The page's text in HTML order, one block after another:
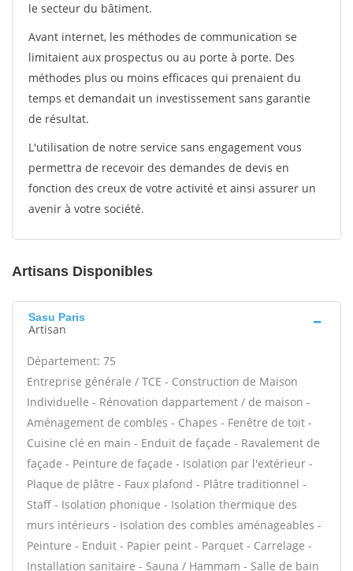
le secteur du bâtiment.
Avant internet, les méthodes de communication se
limitaient aux prospectus ou au porte à porte. Des
méthodes plus ou moins efficaces qui prenaient du
temps et demandait un investissement sans garantie
de résultat.
L'utilisation de notre service sans engagement vous
permettra de recevoir des demandes de devis en
fonction des creux de votre activité et ainsi assurer un
avenir à votre société.
Artisans Disponibles
Sasu Paris
Artisan
Département: 75
Entreprise générale / TCE - Construction de Maison
Individuelle - Rénovation dappartement / de maison -
Aménagement de combles - Chapes - Fenêtre de toit -
Cuisine clé en main - Enduit de façade - Ravalement de
façade - Peinture de façade - Isolation par l'extérieur -
Plaque de plâtre - Faux plafond - Plâtre traditionnel -
Staff - Isolation phonique - Isolation thermique des
murs intérieurs - Isolation des combles aménageables -
Peinture - Enduit - Papier peint - Parquet - Carrelage -
Installation sanitaire - Sauna / Hammam - Salle de bain